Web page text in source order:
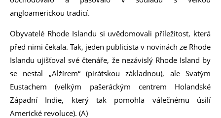
angloamerickou tradicí.
Obyvatelé Rhode Islandu si uvědomovali příležitost, která
před nimi čekala. Tak, jeden publicista v novinách ze Rhode
Islandu ujišťoval své čtenáře, že nezávislý Rhode Island by
se nestal „Alžírem“ (pirátskou základnou), ale Svatým
Eustachem (velkým pašeráckým centrem Holandské
Západní Indie, který tak pomohla válečnému úsilí
Americké revoluce). (A)